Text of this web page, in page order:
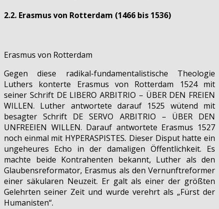
2.2. Erasmus von Rotterdam (1466 bis 1536)
Erasmus von Rotterdam
Gegen diese radikal-fundamentalistische Theologie
Luthers konterte Erasmus von Rotterdam 1524 mit
seiner Schrift DE LIBERO ARBITRIO – ÜBER DEN FREIEN
WILLEN. Luther antwortete darauf 1525 wütend mit
besagter Schrift DE SERVO ARBITRIO – ÜBER DEN
UNFREEIEN WILLEN. Darauf antwortete Erasmus 1527
noch einmal mit HYPERASPISTES. Dieser Disput hatte ein
ungeheures Echo in der damaligen Öffentlichkeit. Es
machte beide Kontrahenten bekannt, Luther als den
Glaubensreformator, Erasmus als den Vernunftreformer
einer säkularen Neuzeit. Er galt als einer der größten
Gelehrten seiner Zeit und wurde verehrt als „Fürst der
Humanisten“.